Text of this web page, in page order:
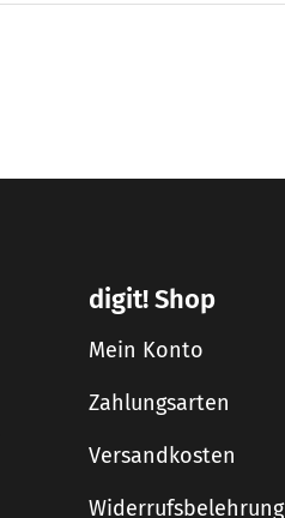
digit! Shop
Mein Konto
Zahlungsarten
Versandkosten
Widerrufsbelehrung